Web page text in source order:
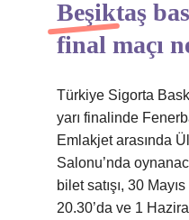
Beşiktaş
final maçı
Türkiye Sigorta
yarı finalinde
Emlakjet arasında
Salonu’nda
bilet satışı, 30
20.30’da ve 1